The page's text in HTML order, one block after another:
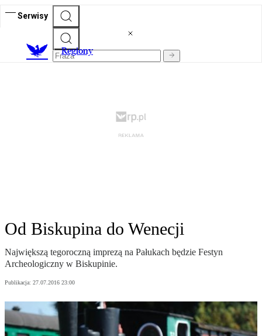
Serwisy
Regiony
Od Biskupina do Wenecji
Największą tegoroczną imprezą na Pałukach będzie Festyn
Archeologiczny w Biskupinie.
Publikacja: 27.07.2016 23:00